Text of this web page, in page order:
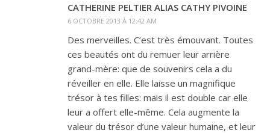
CATHERINE PELTIER ALIAS CATHY PIVOINE
6 OCTOBRE 2013 À 12:42 AM
Des merveilles. C’est très émouvant. Toutes
ces beautés ont du remuer leur arrière
grand-mère: que de souvenirs cela a du
réveiller en elle. Elle laisse un magnifique
trésor à tes filles: mais il est double car elle
leur a offert elle-même. Cela augmente la
valeur du trésor d’une valeur humaine, et leur